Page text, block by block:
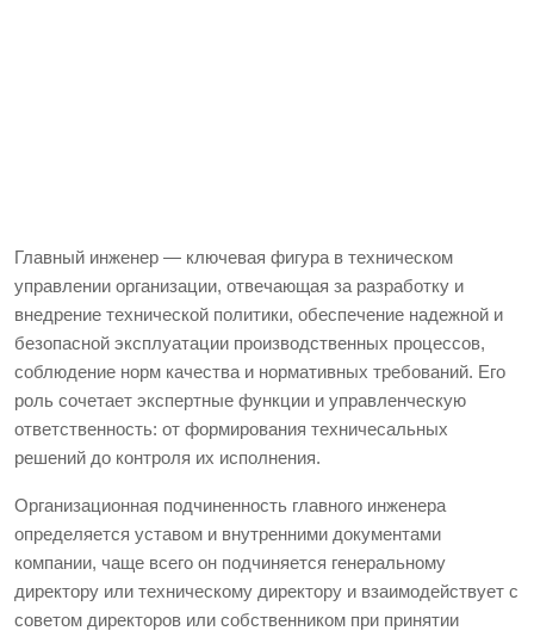
Главный инженер — ключевая фигура в техническом
управлении организации, отвечающая за разработку и
внедрение технической политики, обеспечение надежной и
безопасной эксплуатации производственных процессов,
соблюдение норм качества и нормативных требований. Его
роль сочетает экспертные функции и управленческую
ответственность: от формирования техничесальных
решений до контроля их исполнения.
Организационная подчиненность главного инженера
определяется уставом и внутренними документами
компании, чаще всего он подчиняется генеральному
директору или техническому директору и взаимодействует с
советом директоров или собственником при принятии